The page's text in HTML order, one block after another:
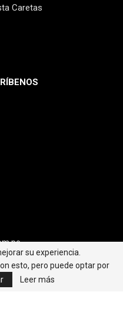
Caretas
su experiencia.
esto, pero puede optar por
Leer más